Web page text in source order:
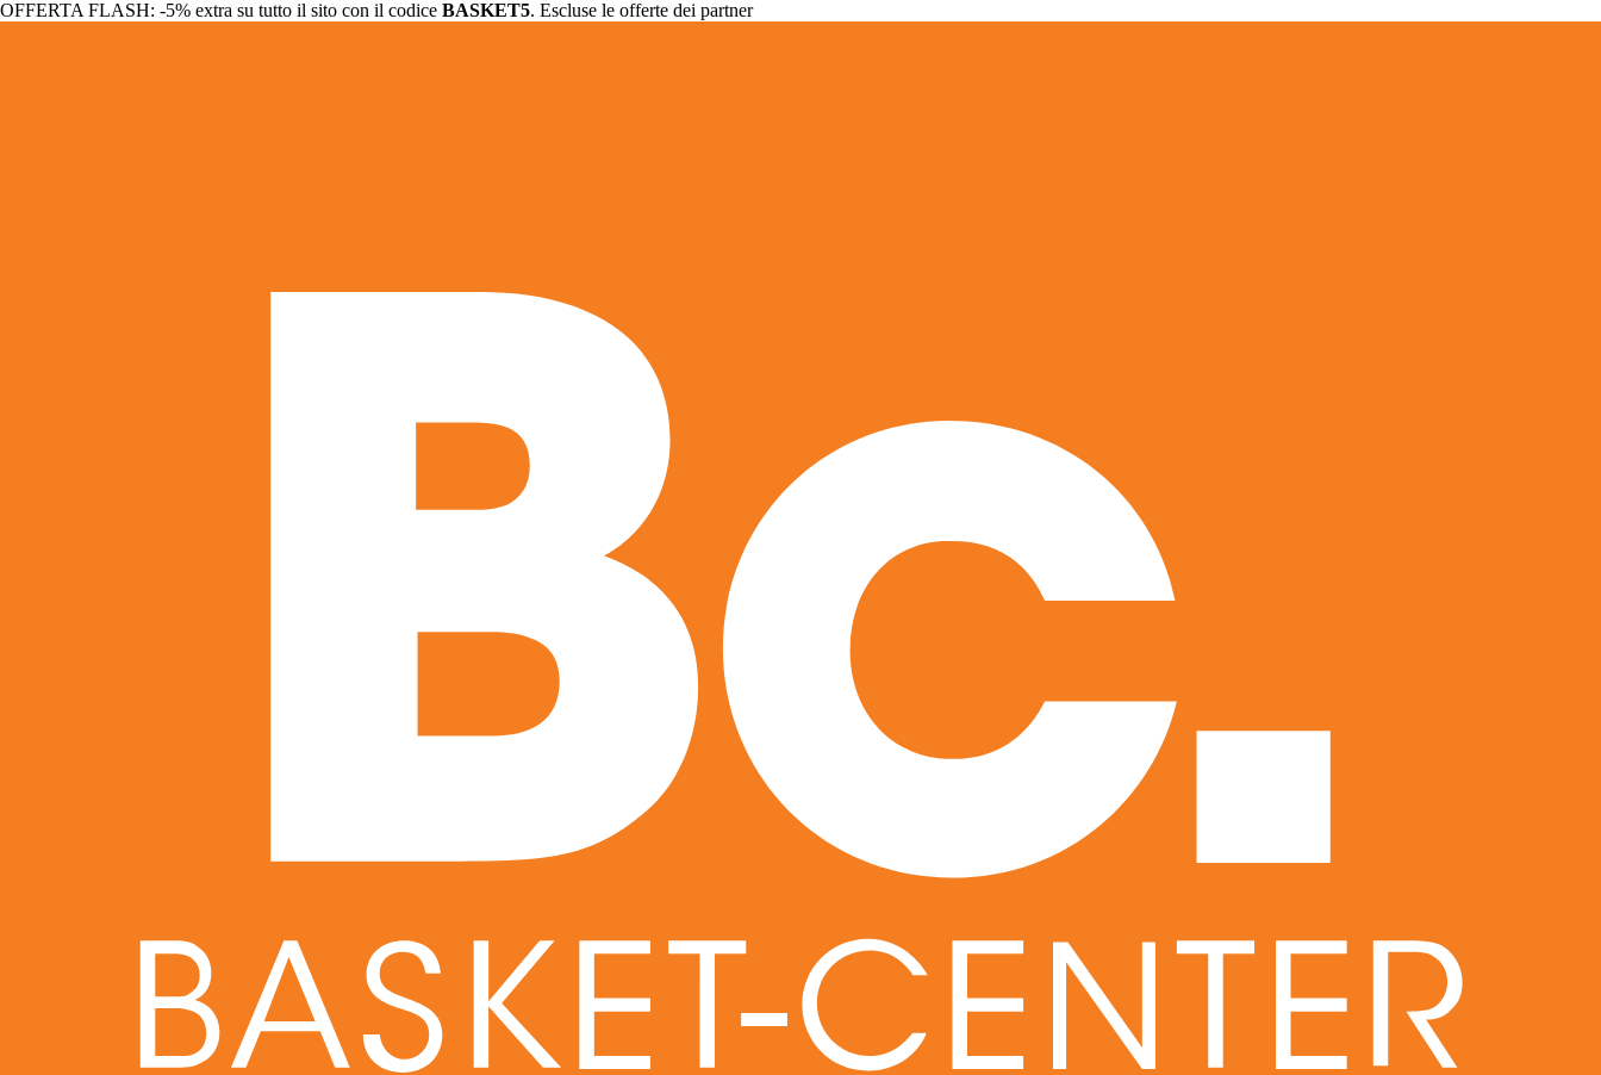
OFFERTA FLASH: -5% extra su tutto il sito con il codice BASKET5. Escluse le offerte dei partner